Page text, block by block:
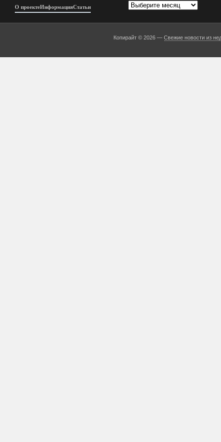
О проектеИнформацияСтатьи Архивы
Копирайт © 2026 —Свежие новости из